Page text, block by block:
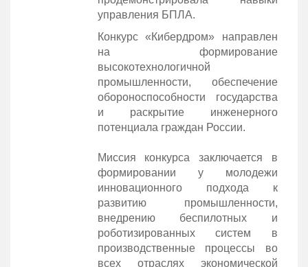
управления БПЛА.
Конкурс «Кибердром» направлен
на формирование
высокотехнологичной
промышленности, обеспечение
обороноспособности государства
и раскрытие инженерного
потенциала граждан России.
Миссия конкурса заключается в
формировании у молодежи
инновационного подхода к
развитию промышленности,
внедрению беспилотных и
роботизированных систем в
производственные процессы во
всех отраслях экономической